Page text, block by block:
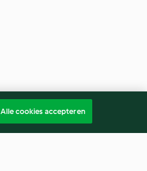
Alle cookies accepteren